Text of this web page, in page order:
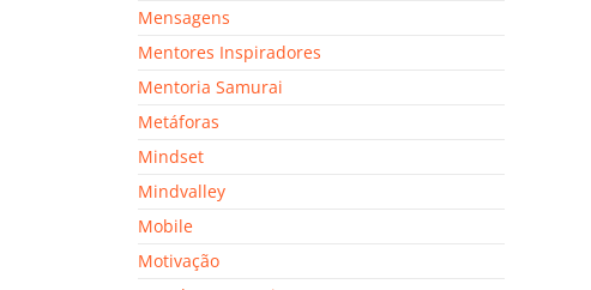
Mensagens
Mentores Inspiradores
Mentoria Samurai
Metáforas
Mindset
Mindvalley
Mobile
Motivação